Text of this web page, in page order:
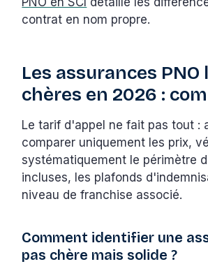
contrat en nom propre.
Les assurances PNO
chères en 2026 :
Le tarif d'appel ne fait pas tout :
comparer uniquement les prix,
systématiquement le périmètre
incluses, les plafonds
niveau de franchise associé.
Comment identifier une
pas chère mais solide ?